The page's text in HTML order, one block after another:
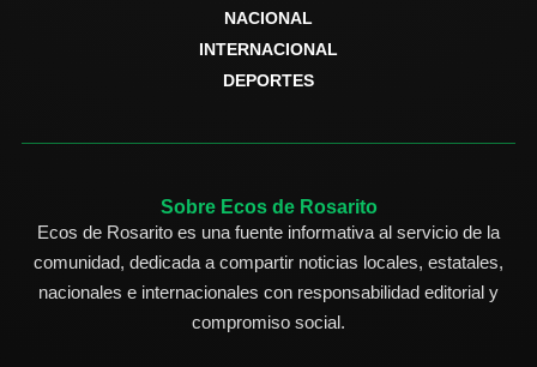
NACIONAL
INTERNACIONAL
DEPORTES
Sobre Ecos de Rosarito
Ecos de Rosarito es una fuente informativa al servicio de la
comunidad, dedicada a compartir noticias locales, estatales,
nacionales e internacionales con responsabilidad editorial y
compromiso social.